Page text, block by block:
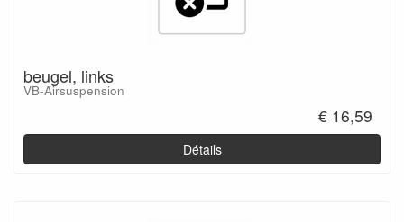
beugel, links
VB-Airsuspension
€ 16,59
Détails